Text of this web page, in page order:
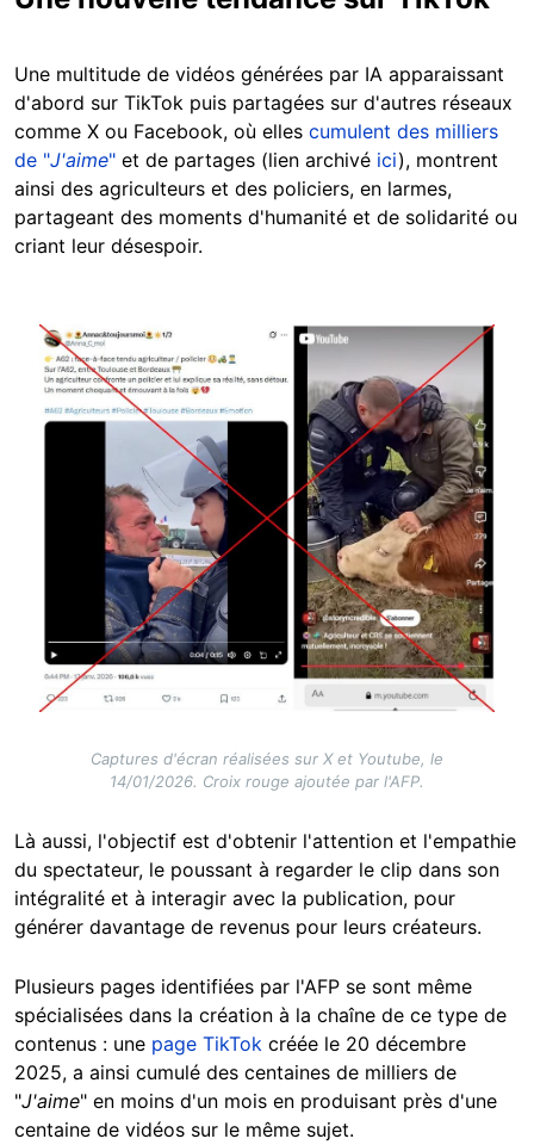
Une multitude de vidéos générées par IA apparaissant
d'abord sur TikTok puis partagées sur d'autres réseaux
comme X ou Facebook, où elles cumulent des milliers
de "J'aime" et de partages (lien archivé ici), montrent
ainsi des agriculteurs et des policiers, en larmes,
partageant des moments d'humanité et de solidarité ou
criant leur désespoir.
Image
Captures d'écran réalisées sur X et Youtube, le
14/01/2026. Croix rouge ajoutée par l'AFP.
Là aussi, l'objectif est d'obtenir l'attention et l'empathie
du spectateur, le poussant à regarder le clip dans son
intégralité et à interagir avec la publication, pour
générer davantage de revenus pour leurs créateurs.
Plusieurs pages identifiées par l'AFP se sont même
spécialisées dans la création à la chaîne de ce type de
contenus : une page TikTok créée le 20 décembre
2025, a ainsi cumulé des centaines de milliers de
"J'aime" en moins d'un mois en produisant près d'une
centaine de vidéos sur le même sujet.